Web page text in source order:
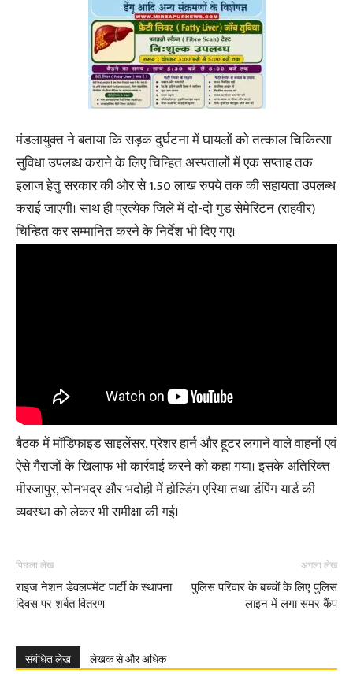
मंडलायुक्त ने बताया कि सड़क दुर्घटना में घायलों को तत्काल चिकित्सा
सुविधा उपलब्ध कराने के लिए चिन्हित अस्पतालों में एक सप्ताह तक
इलाज हेतु सरकार की ओर से 1.50 लाख रुपये तक की सहायता उपलब्ध
कराई जाएगी। साथ ही प्रत्येक जिले में दो-दो गुड सेमेरिटन (राहवीर)
चिन्हित कर सम्मानित करने के निर्देश भी दिए गए।
बैठक में मॉडिफाइड साइलेंसर, प्रेशर हार्न और हूटर लगाने वाले वाहनों एवं
ऐसे गैराजों के खिलाफ भी कार्रवाई करने को कहा गया। इसके अतिरिक्त
मीरजापुर, सोनभद्र और भदोही में होल्डिंग एरिया तथा डंपिंग यार्ड की
व्यवस्था को लेकर भी समीक्षा की गई।
पिछला लेख
राइज नेशन डेवलपमेंट पार्टी के स्थापना
दिवस पर शर्बत वितरण
अगला लेख
पुलिस परिवार के बच्चों के लिए पुलिस
लाइन में लगा समर कैंप
संबंधित लेख लेखक से और अधिक